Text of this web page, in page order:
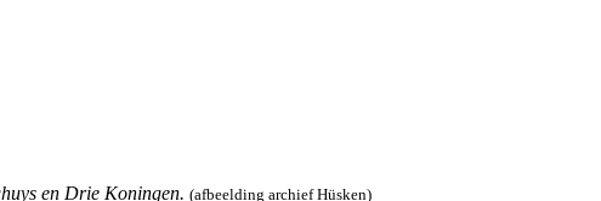
en Drie Koningen. (afbeelding archief Hüsken)